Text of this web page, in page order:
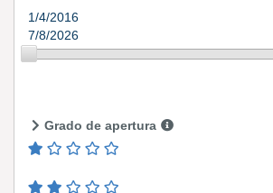
1/4/2016
7/8/2026
Grado de apertura